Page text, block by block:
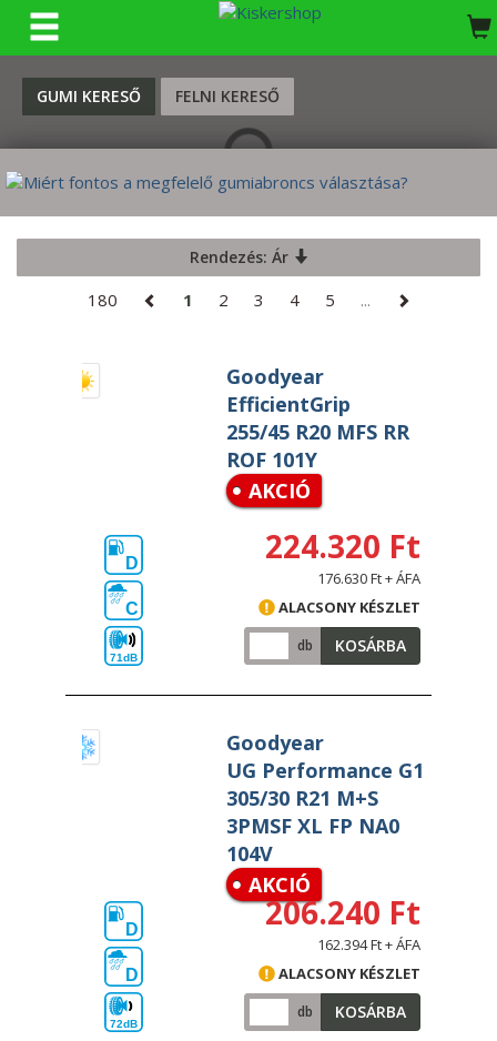
GUMI KERESŐ FELNI KERESŐ
Rendezés: Ár
180 1 2 3 4 5 ...
Goodyear
EfficientGrip
255/45 R20 MFS RR
ROF 101Y
AKCIÓ
D
C
71dB
224.320 Ft
176.630 Ft + ÁFA
ALACSONY KÉSZLET
db KOSÁRBA
Goodyear
UG Performance G1
305/30 R21 M+S
3PMSF XL FP NA0
104V
AKCIÓ
D
D
72dB
206.240 Ft
162.394 Ft + ÁFA
ALACSONY KÉSZLET
db KOSÁRBA